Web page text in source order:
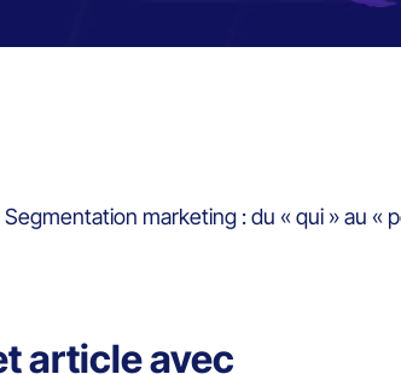
Segmentation marketing : du « qui » au «
article avec